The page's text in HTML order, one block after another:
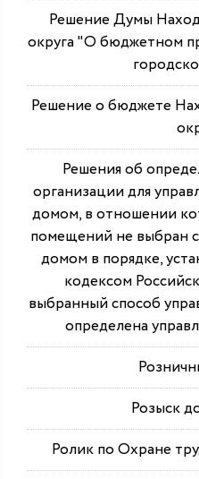
Решение Думы
округа "О бюджетном
Решение о бюджете
Решения об
организации для
домом, в отношении
помещений не выбран
домом в порядке,
кодексом
выбранный способ
определена
Розыск
Ролик по Охране